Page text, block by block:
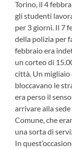
Torino, il 4
gli studenti
per 3 giorni. Il 7
della polizia per
febbraio era
un corteo di
città. Un
bloccavano le
era perso il
arrivare alla
Comune, che
una sorta di
In